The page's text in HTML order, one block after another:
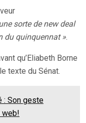
sorte de new deal
du quinquennat ».
qu’Eliabeth Borne
texte du Sénat.
: Son geste
web!